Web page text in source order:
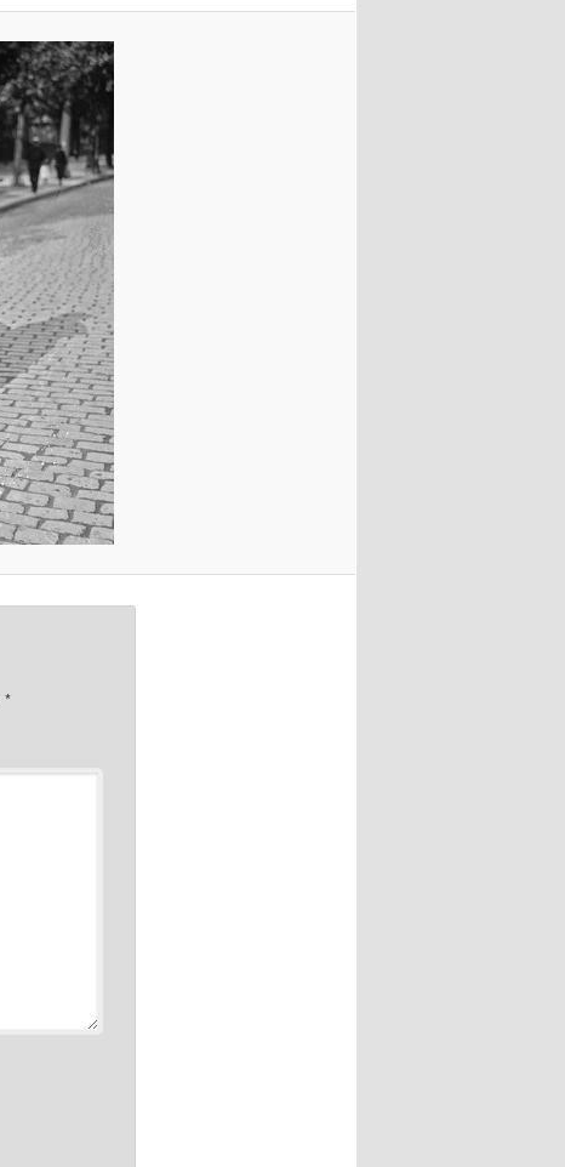
*